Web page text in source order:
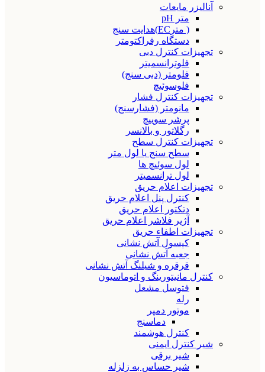
آنالیزر مایعات
متر pH
( مترEC)هدایت سنج
دستگاه رفراکتومتر
تجهیزات کنترل دبی
فلوترانسمیتر
فلومتر (دبی سنج)
فلوسوئیچ
تجهیزات کنترل فشار
مانومتر (فشارسنج)
پرشر سوییچ
رگلاتور و بالانسر
تجهیزات کنترل سطح
سطح سنج یا لول متر
لول سوئیچ ها
لول ترانسمیتر
تجهیزات اعلام حریق
کنترل پنل اعلام حریق
دتکتور اعلام حریق
آژیر فلاشر اعلام حریق
تجهیزات اطفاء حریق
کپسول آتش نشانی
جعبه آتش نشانی
قرقره و شیلنگ آتش نشانی
کنترل مانیتورینگ و اتوماسیون
فتوسل مشعل
رله
موتور دمپر
دماسنج
کنترل هوشمند
شیر کنترل ایمنی
شیر برقی
شیر حساس به زلزله